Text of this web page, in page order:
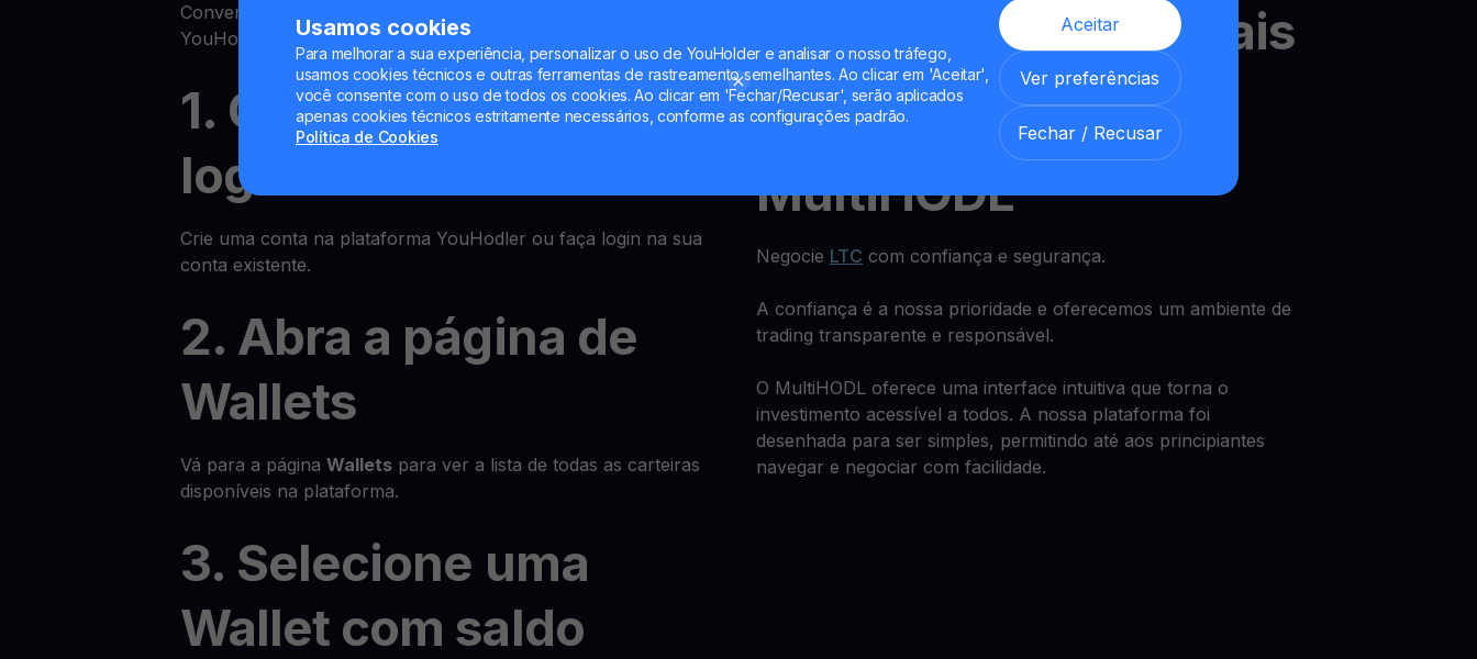
Usamos cookies
Para melhorar a sua experiência, personalizar o uso de YouHolder e analisar o nosso tráfego,
usamos cookies técnicos e outras ferramentas de rastreamento semelhantes. Ao clicar em 'Aceitar',
você consente com o uso de todos os cookies. Ao clicar em 'Fechar/Recusar', serão aplicados
apenas cookies técnicos estritamente necessários, conforme as configurações padrão.
Política de Cookies
Aceitar
Ver preferências
Fechar / Recusar
Converter sua criptomoeda para fiat ou outra criptomoeda no
YouHodler é rápido e simples. Siga estes passos:
1. Cadastre-se ou faça
login
Crie uma conta na plataforma YouHodler ou faça login na sua
conta existente.
2. Abra a página de
Wallets
Vá para a página Wallets para ver a lista de todas as carteiras
disponíveis na plataforma.
3. Selecione uma
Wallet com saldo
Pagamentos semanais
Receba retornos regulares e desfrute de um rendimento
previsível.
MultiHODL
Negocie LTC com confiança e segurança.
A confiança é a nossa prioridade e oferecemos um ambiente de
trading transparente e responsável.
O MultiHODL oferece uma interface intuitiva que torna o
investimento acessível a todos. A nossa plataforma foi
desenhada para ser simples, permitindo até aos principiantes
navegar e negociar com facilidade.